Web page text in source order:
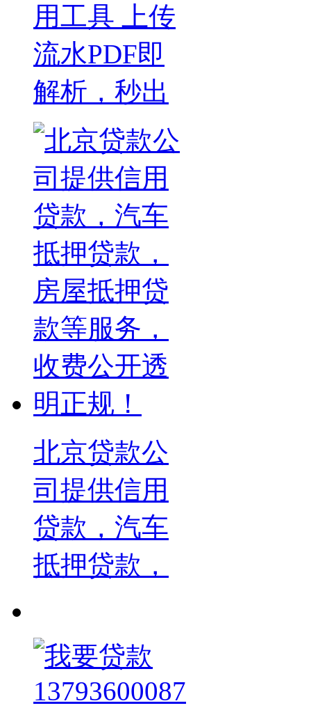
用工具 上传
流水PDF即
解析，秒出
北京贷款公
司提供信用
贷款，汽车
抵押贷款，